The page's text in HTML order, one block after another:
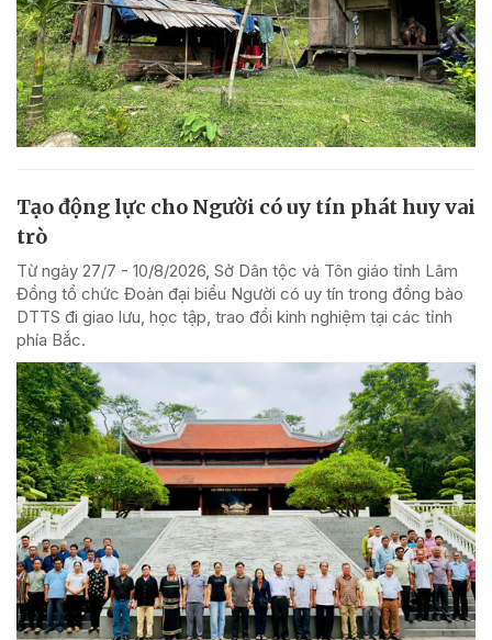
Tạo động lực cho Người có uy tín phát huy vai
trò
Từ ngày 27/7 - 10/8/2026, Sở Dân tộc và Tôn giáo tỉnh Lâm
Đồng tổ chức Đoàn đại biểu Người có uy tín trong đồng bào
DTTS đi giao lưu, học tập, trao đổi kinh nghiệm tại các tỉnh
phía Bắc.